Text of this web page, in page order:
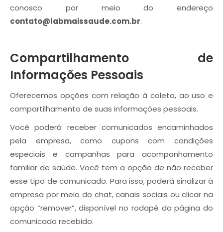
conosco por meio do endereço
contato@labmaissaude.com.br.
Compartilhamento de
Informações Pessoais
Oferecemos opções com relação à coleta, ao uso e
compartilhamento de suas informações pessoais.
Você poderá receber comunicados encaminhados
pela empresa, como cupons com condições
especiais e campanhas para acompanhamento
familiar de saúde. Você tem a opção de não receber
esse tipo de comunicado. Para isso, poderá sinalizar à
empresa por meio do chat, canais sociais ou clicar na
opção “remover”, disponível no rodapé da página do
comunicado recebido.